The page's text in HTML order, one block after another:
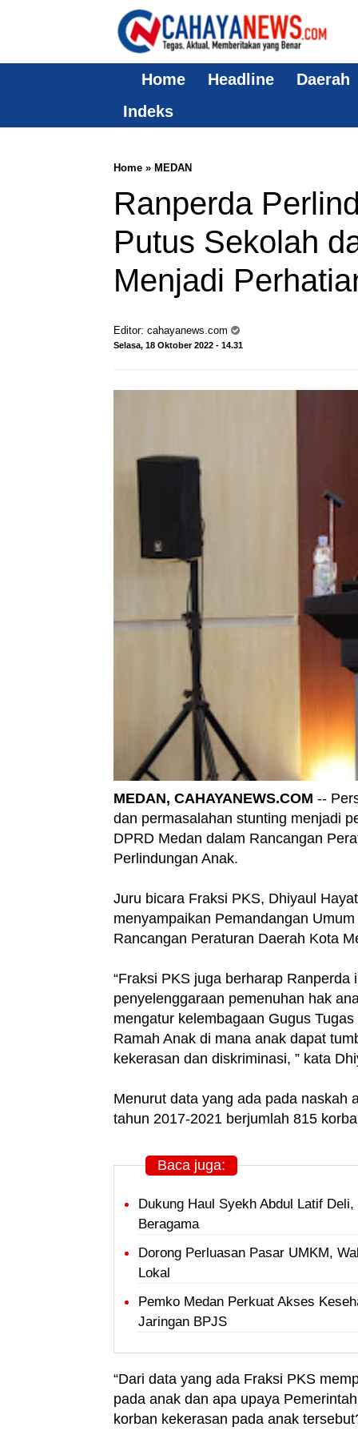
Home Headline
Daerah
Indeks
Home » MEDAN
Ranperda
Putus Sekolah
Menjadi
Editor: cahayanews.com
Selasa, 18 Oktober 2022 - 14.31
MEDAN, CAHAYANEWS.COM --
dan permasalahan stunting menjadi
DPRD Medan dalam Rancangan
Perlindungan Anak.
Juru bicara Fraksi PKS, Dhiyaul
menyampaikan Pemandangan
Rancangan Peraturan Daerah Kota
“Fraksi PKS juga berharap
penyelenggaraan pemenuhan hak
mengatur kelembagaan Gugus
Ramah Anak di mana anak dapat
kekerasan dan diskriminasi, ” kata
Menurut data yang ada pada naskah
tahun 2017-2021 berjumlah 815
Baca juga:
Dukung Haul Syekh Abdul Latif
Beragama
Dorong Perluasan Pasar UMKM,
Lokal
Pemko Medan Perkuat Akses
Jaringan BPJS
“Dari data yang ada Fraksi PKS
pada anak dan apa upaya
korban kekerasan pada anak